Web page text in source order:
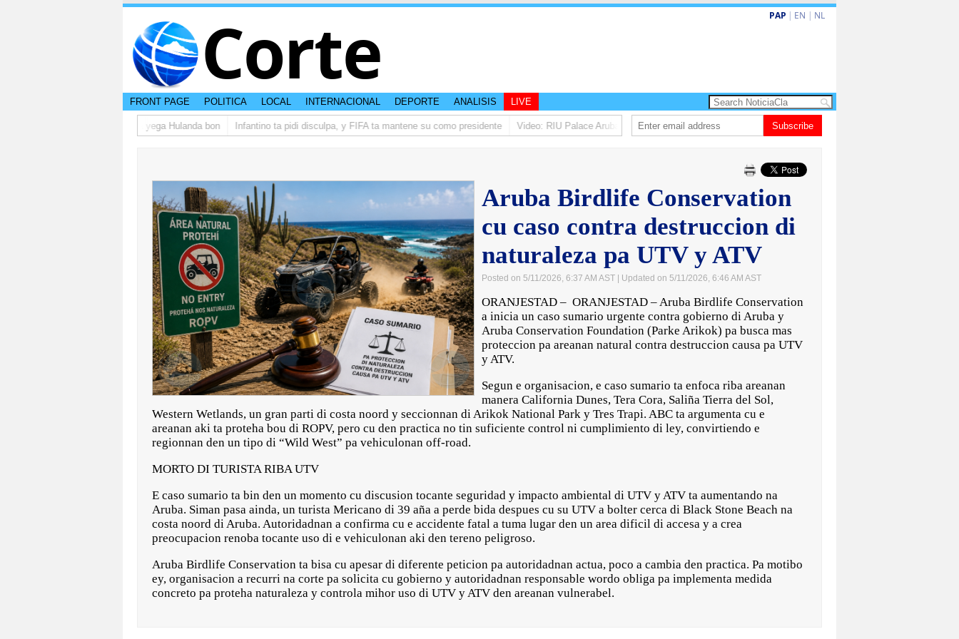
Corte PAP | EN | NL
FRONT PAGE POLITICA LOCAL INTERNACIONAL DEPORTE ANALISIS LIVE
di studiantenan di Aruba a yega Hulanda bon Infantino ta pidi disculpa, y FIFA ta mantene su como presidente Video: RIU Palace Aruba ta eleva turismo premium cu renobacion di US$106 miyon
Subscribe
Aruba Birdlife Conservation
cu caso contra destruccion di
naturaleza pa UTV y ATV
Posted on 5/11/2026, 6:37 AM AST | Updated on 5/11/2026, 6:46 AM AST
ORANJESTAD – ORANJESTAD – Aruba Birdlife Conservation
a inicia un caso sumario urgente contra gobierno di Aruba y
Aruba Conservation Foundation (Parke Arikok) pa busca mas
proteccion pa areanan natural contra destruccion causa pa UTV
y ATV.
Segun e organisacion, e caso sumario ta enfoca riba areanan
manera California Dunes, Tera Cora, Saliña Tierra del Sol,
Western Wetlands, un gran parti di costa noord y seccionnan di Arikok National Park y Tres Trapi. ABC ta argumenta cu e
areanan aki ta proteha bou di ROPV, pero cu den practica no tin suficiente control ni cumplimiento di ley, convirtiendo e
regionnan den un tipo di “Wild West” pa vehiculonan off-road.
MORTO DI TURISTA RIBA UTV
E caso sumario ta bin den un momento cu discusion tocante seguridad y impacto ambiental di UTV y ATV ta aumentando na
Aruba. Siman pasa ainda, un turista Mericano di 39 aña a perde bida despues cu su UTV a bolter cerca di Black Stone Beach na
costa noord di Aruba. Autoridadnan a confirma cu e accidente fatal a tuma lugar den un area dificil di accesa y a crea
preocupacion renoba tocante uso di e vehiculonan aki den tereno peligroso.
Aruba Birdlife Conservation ta bisa cu apesar di diferente peticion pa autoridadnan actua, poco a cambia den practica. Pa motibo
ey, organisacion a recurri na corte pa solicita cu gobierno y autoridadnan responsable wordo obliga pa implementa medida
concreto pa proteha naturaleza y controla mihor uso di UTV y ATV den areanan vulnerabel.